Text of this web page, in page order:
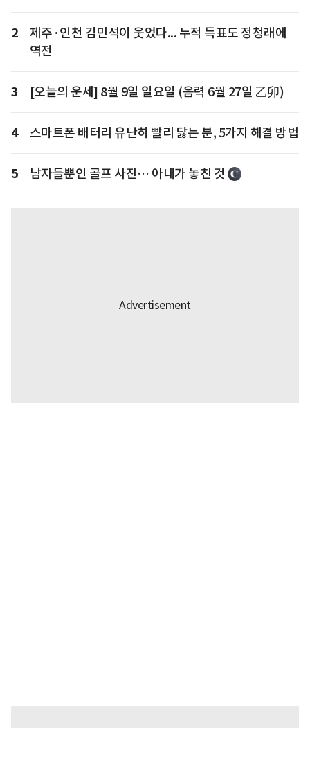
2
제주·인천 김민석이 웃었다... 누적 득표도 정청래에
역전
3 [오늘의 운세] 8월 9일 일요일 (음력 6월 27일 乙卯)
4 스마트폰 배터리 유난히 빨리 닳는 분, 5가지 해결 방법
5 남자들뿐인 골프 사진… 아내가 놓친 것